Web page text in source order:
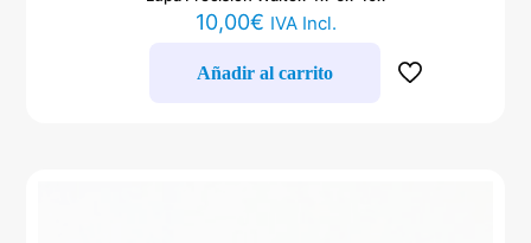
10,00€ IVA Incl.
Añadir al carrito